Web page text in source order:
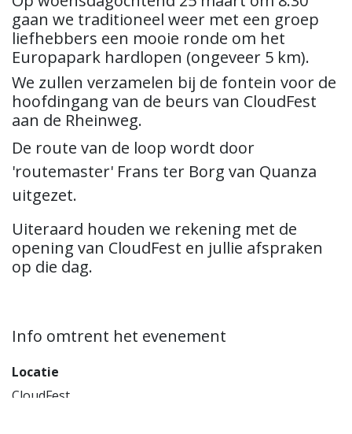
gaan we traditioneel weer met een groep
liefhebbers een mooie ronde om het
Europapark hardlopen (ongeveer 5 km).
We zullen verzamelen bij de fontein voor de
hoofdingang van de beurs van CloudFest
aan de Rheinweg.
De route van de loop wordt door
'routemaster' Frans ter Borg van Quanza
uitgezet.
Uiteraard houden we rekening met de
opening van CloudFest en jullie afspraken
op die dag.
Info omtrent het evenement
Locatie
CloudFest